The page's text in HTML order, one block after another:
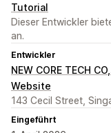
Tutorial
Dieser Entwickler
an.
Entwickler
NEW CORE TECH
Website
143 Cecil Street,
Eingeführt